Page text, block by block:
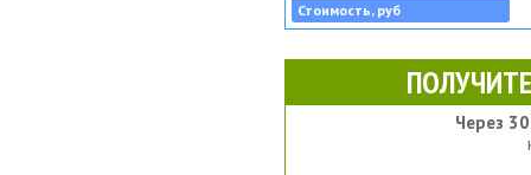
Стоимость, руб
Через